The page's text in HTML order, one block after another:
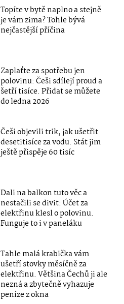
Topíte v bytě naplno a stejně
je vám zima? Tohle bývá
nejčastější příčina
Zaplaťte za spotřebu jen
polovinu: Češi sdílejí proud a
šetří tisíce. Přidat se můžete
do ledna 2026
Češi objevili trik, jak ušetřit
desetitisíce za vodu. Stát jim
ještě přispěje 60 tisíc
Dali na balkon tuto věc a
nestačili se divit: Účet za
elektřinu klesl o polovinu.
Funguje to i v paneláku
Tahle malá krabička vám
ušetří stovky měsíčně za
elektřinu. Většina Čechů ji ale
nezná a zbytečně vyhazuje
peníze z okna